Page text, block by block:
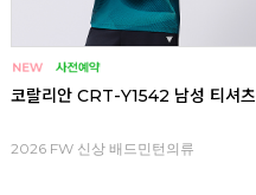
코랄리안 CRT-Y1542 남성 티셔츠
2026 FW 신상 배드민턴의류